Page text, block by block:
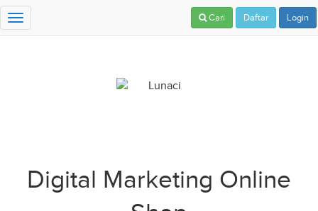
Toggle
Cari Daftar Login
Digital Marketing Online